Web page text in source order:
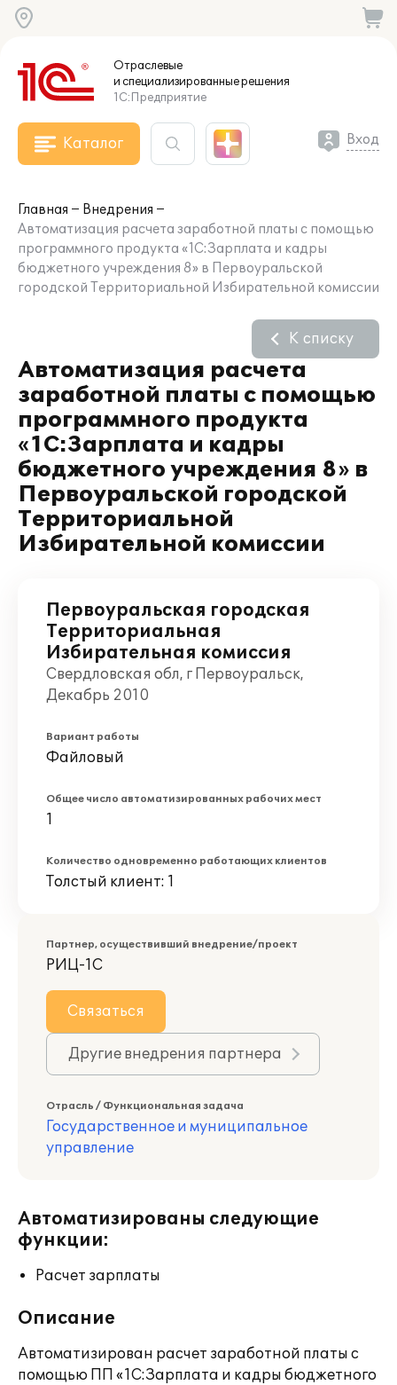
Отраслевые
и специализированныерешения
1С:Предприятие
Каталог Вход
Главная
Внедрения
Автоматизация расчета заработной платы с помощью
программного продукта «1С:Зарплата и кадры
бюджетного учреждения 8» в Первоуральской
городской Территориальной Избирательной комиссии
Автоматизация расчета
заработной платы с помощью
программного продукта
«1С:Зарплата и кадры
бюджетного учреждения 8» в
Первоуральской городской
Территориальной
Избирательной комиссии
К списку
Первоуральская городская
Территориальная
Избирательная комиссия
Свердловская обл, г Первоуральск,
Декабрь 2010
Вариант работы
Файловый
Общее число автоматизированных рабочих мест
1
Количество одновременно работающих клиентов
Толстый клиент: 1
Партнер, осуществивший внедрение/проект
РИЦ-1С
Связаться
Другие внедрения партнера
Отрасль / Функциональная задача
Государственное и муниципальное
управление
Автоматизированы следующие
функции:
Расчет зарплаты
Описание
Автоматизирован расчет заработной платы с
помощью ПП «1С:Зарплата и кадры бюджетного